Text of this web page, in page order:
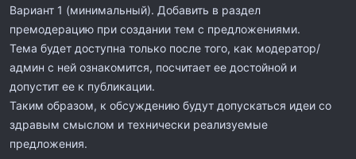
Вариант 1 (минимальный). Добавить в раздел
премодерацию при создании тем с предложениями.
Тема будет доступна только после того, как модератор/
админ с ней ознакомится, посчитает ее достойной и
допустит ее к публикации.
Таким образом, к обсуждению будут допускаться идеи со
здравым смыслом и технически реализуемые
предложения.